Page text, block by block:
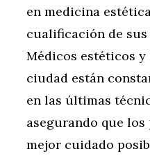
en medicina
cualificación de
Médicos estéticos
ciudad están
en las últimas
asegurando que
mejor cuidado